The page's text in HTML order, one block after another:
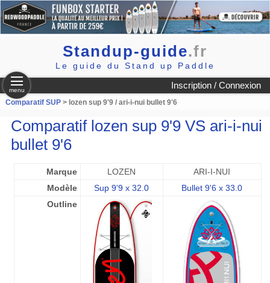
Standup-guide.fr
Le guide du Stand up Paddle
Inscription / Connexion
menu
Comparatif SUP > lozen sup 9'9 / ari-i-nui bullet 9'6
Comparatif lozen sup 9'9 VS ari-i-nui
bullet 9'6
Marque LOZEN
ARI-I-NUI
Modèle
Sup 9'9 x 32.0
Bullet 9'6 x 33.0
Outline